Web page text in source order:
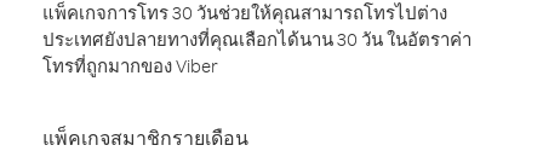
แพ็คเกจการโทร 30 วันช่วยให้คุณสามารถโทรไปต่าง
ประเทศยังปลายทางที่คุณเลือกได้นาน 30 วัน ในอัตราค่า
โทรที่ถูกมากของ Viber
แพ็คเกจสมาชิกรายเดือน